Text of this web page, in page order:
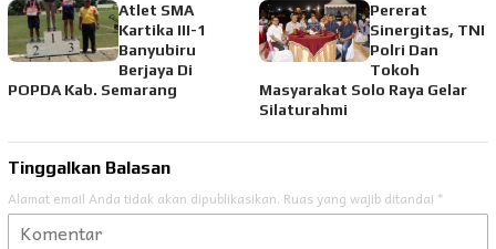
Atlet SMA
Kartika III-1
Banyubiru
Berjaya Di
POPDA Kab. Semarang
Pererat
Sinergitas, TNI
Polri Dan
Tokoh
Masyarakat Solo Raya Gelar
Silaturahmi
Tinggalkan Balasan
Alamat email Anda tidak akan dipublikasikan. Ruas yang wajib ditandai *